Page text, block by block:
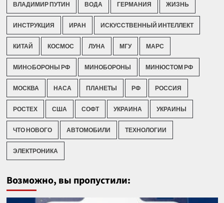
ВЛАДИМИР ПУТИН ВОДА ГЕРМАНИЯ ЖИЗНЬ
ИНСТРУКЦИЯ ИРАН ИСКУССТВЕННЫЙ ИНТЕЛЛЕКТ
КИТАЙ КОСМОС ЛУНА МГУ МАРС
МИНOБОРОНЫ РФ МИНОБОРОНЫ МИНЮСТОМ РФ
МОСКВА НАСА ПЛАНЕТЫ РФ РОССИЯ
РОСТЕХ США СОФТ УКРАИНА УКРАИНЫ
ЧТО НОВОГО АВТОМОБИЛИ ТЕХНОЛОГИИ
ЭЛЕКТРОНИКА
Возможно, вы пропустили: